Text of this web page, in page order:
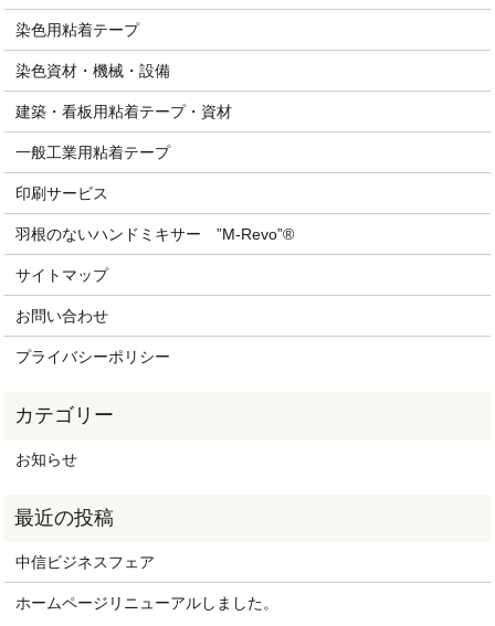
染色用粘着テープ
染色資材・機械・設備
建築・看板用粘着テープ・資材
一般工業用粘着テープ
印刷サービス
羽根のないハンドミキサー ”M-Revo”®
サイトマップ
お問い合わせ
プライバシーポリシー
お知らせ
中信ビジネスフェア
ホームページリニューアルしました。